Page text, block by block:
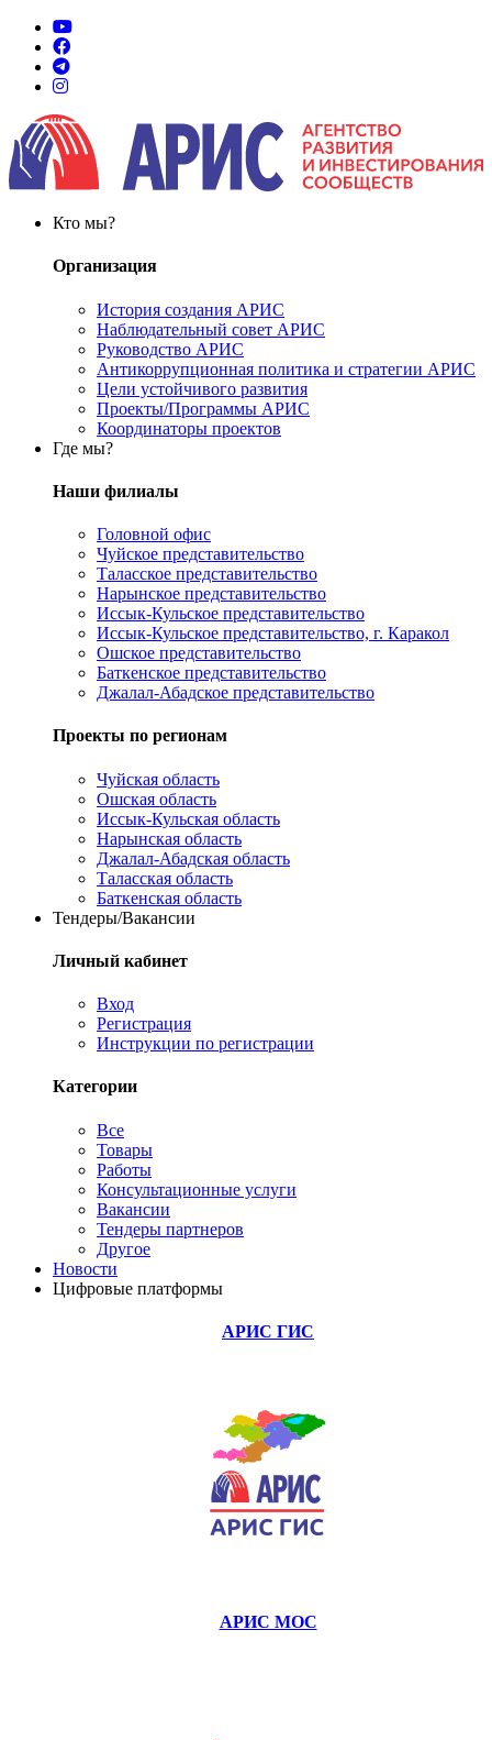
Кто мы?
Организация
История создания АРИС
Наблюдательный совет АРИС
Руководство АРИС
Антикоррупционная политика и стратегии АРИС
Цели устойчивого развития
Проекты/Программы АРИС
Координаторы проектов
Где мы?
Наши филиалы
Головной офис
Чуйское представительство
Таласское представительство
Нарынское представительство
Иссык-Кульское представительство
Иссык-Кульское представительство, г. Каракол
Ошское представительство
Баткенское представительство
Джалал-Абадское представительство
Проекты по регионам
Чуйская область
Ошская область
Иссык-Кульская область
Нарынская область
Джалал-Абадская область
Таласская область
Баткенская область
Тендеры/Вакансии
Личный кабинет
Вход
Регистрация
Инструкции по регистрации
Категории
Все
Товары
Работы
Консультационные услуги
Вакансии
Тендеры партнеров
Другое
Новости
Цифровые платформы
АРИС ГИС
АРИС МОС